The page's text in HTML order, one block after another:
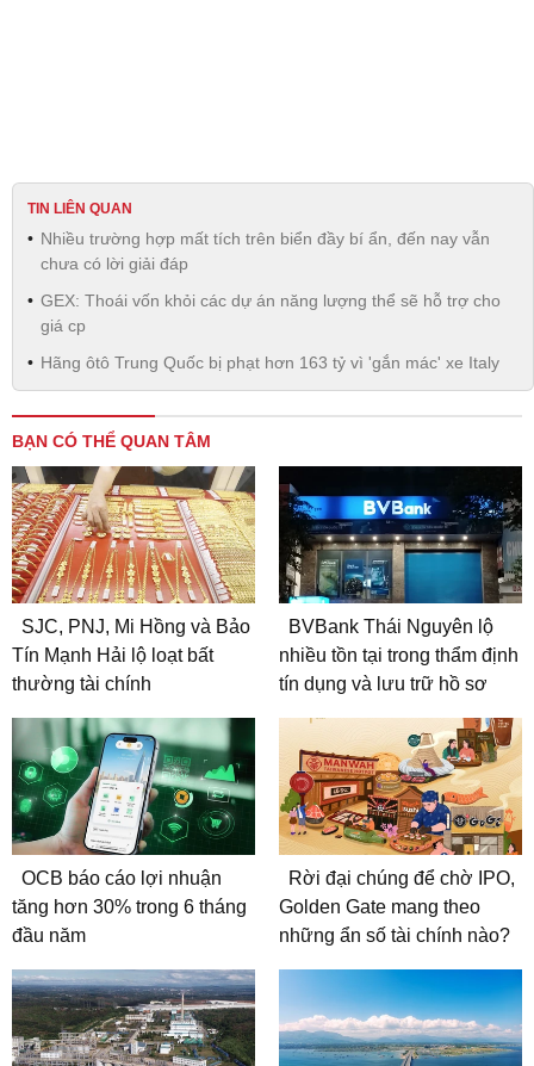
TIN LIÊN QUAN
Nhiều trường hợp mất tích trên biển đầy bí ẩn, đến nay vẫn
chưa có lời giải đáp
GEX: Thoái vốn khỏi các dự án năng lượng thể sẽ hỗ trợ cho
giá cp
Hãng ôtô Trung Quốc bị phạt hơn 163 tỷ vì 'gắn mác' xe Italy
BẠN CÓ THỂ QUAN TÂM
SJC, PNJ, Mi Hồng và Bảo
Tín Mạnh Hải lộ loạt bất
thường tài chính
BVBank Thái Nguyên lộ
nhiều tồn tại trong thẩm định
tín dụng và lưu trữ hồ sơ
OCB báo cáo lợi nhuận
tăng hơn 30% trong 6 tháng
đầu năm
Rời đại chúng để chờ IPO,
Golden Gate mang theo
những ẩn số tài chính nào?